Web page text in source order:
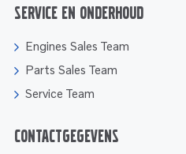
Service en onderhoud
Engines Sales Team
Parts Sales Team
Service Team
Contactgegevens